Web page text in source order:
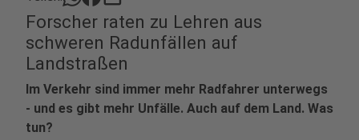
Forscher raten zu Lehren aus
schweren Radunfällen auf
Landstraßen
Im Verkehr sind immer mehr Radfahrer unterwegs
- und es gibt mehr Unfälle. Auch auf dem Land. Was
tun?